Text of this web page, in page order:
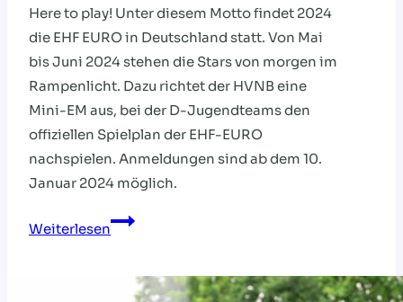
Here to play! Unter diesem Motto findet 2024
die EHF EURO in Deutschland statt. Von Mai
bis Juni 2024 stehen die Stars von morgen im
Rampenlicht. Dazu richtet der HVNB eine
Mini-EM aus, bei der D-Jugendteams den
offiziellen Spielplan der EHF-EURO
nachspielen. Anmeldungen sind ab dem 10.
Januar 2024 möglich.
Weiterlesen
Handball-
den